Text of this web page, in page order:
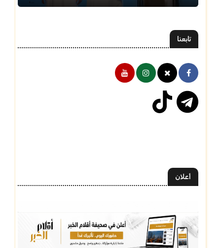
تابعنا
أعلان